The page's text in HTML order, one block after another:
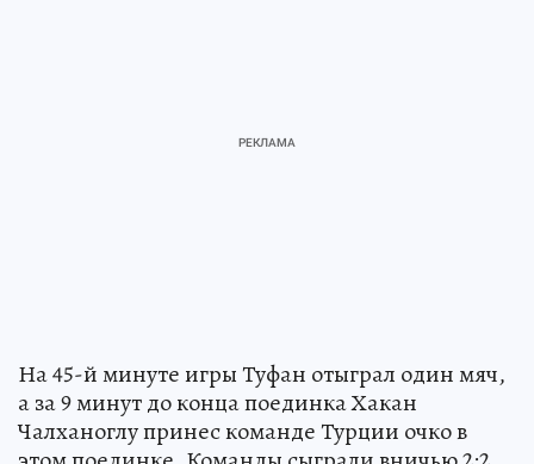
На 45-й минуте игры Туфан отыграл один мяч,
а за 9 минут до конца поединка Хакан
Чалханоглу принес команде Турции очко в